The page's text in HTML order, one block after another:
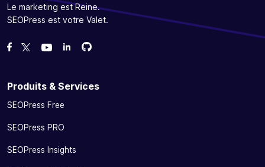
Le marketing est Reine.
SEOPress est votre Valet.
Likez notre page Facebook
Suivez-nous sur Twitter
Nous voir sur YouTube
Forcez-nous sur GitHub
Forcez-nous sur GitHub
Produits & Services
SEOPress Free
SEOPress PRO
SEOPress Insights